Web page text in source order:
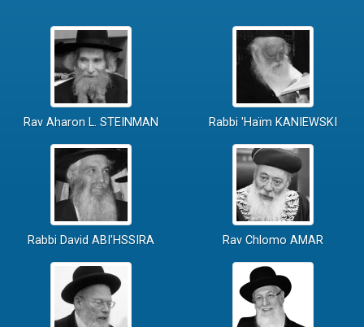
Rav Aharon L. STEINMAN Rabbi 'Haïm KANIEWSKI
Rabbi David ABI'HSSIRA Rav Chlomo AMAR